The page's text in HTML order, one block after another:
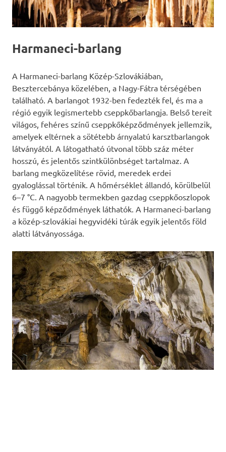
Harmaneci-barlang
A Harmaneci-barlang Közép-Szlovákiában,
Besztercebánya közelében, a Nagy-Fátra térségében
található. A barlangot 1932-ben fedezték fel, és ma a
régió egyik legismertebb cseppkőbarlangja. Belső tereit
világos, fehéres színű cseppkőképződmények jellemzik,
amelyek eltérnek a sötétebb árnyalatú karsztbarlangok
látványától. A látogatható útvonal több száz méter
hosszú, és jelentős szintkülönbséget tartalmaz. A
barlang megközelítése rövid, meredek erdei
gyaloglással történik. A hőmérséklet állandó, körülbelül
6–7 °C. A nagyobb termekben gazdag cseppkőoszlopok
és függő képződmények láthatók. A Harmaneci-barlang
a közép-szlovákiai hegyvidéki túrák egyik jelentős föld
alatti látványossága.